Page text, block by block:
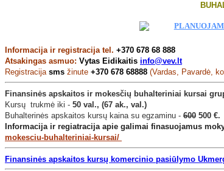
Informacija ir registracija tel. +370 678 68 888
Atsakingas asmuo: Vytas Eidikaitis info@vev.lt
Registracija sms žinute +370 678 68888 (Vardas, Pavardė,
Finansinės apskaitos ir mokesčių buhalteriniai kursai
Kursų trukmė iki - 50 val., (67 ak., val.)
Buhalterinės apskaitos kursų kaina su egzaminu - 600 500 €.
Informacija ir regiatracija apie galimai finasuojamus
mokesciu-buhalteriniai-kursai/
Finansinės apskaitos kursų komercinio pasiūlymo